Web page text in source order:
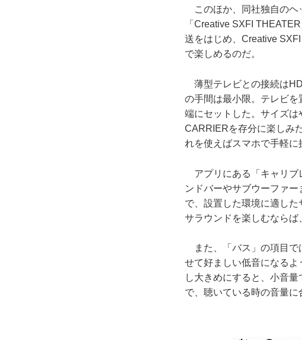
このほか、同社独自のヘ
「Creative SXFI
送をはじめ、Creative
で楽しめるのだ。
薄型テレビとの接続は
の手間は最小限。テレビ
端にセットした。サイズ
CARRIERを存分に楽しみ
れを使えばスマホで手軽に
アプリにある「キャリブ
ンドバーやサブウーファ
で、設置した環境に適し
サラウンドを楽しむならば
また、「バス」の項目で
せて好ましい低音になる
し大きめにすると、小音
で、聴いている時の音量に